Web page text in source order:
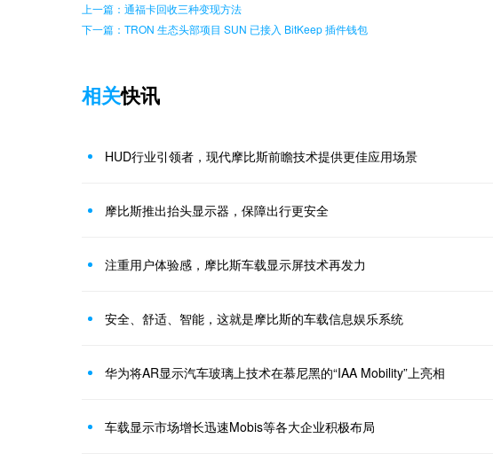
上一篇：通福卡回收三种变现方法
下一篇：TRON 生态头部项目 SUN 已接入 BitKeep 插件钱包
相关快讯
HUD行业引领者，现代摩比斯前瞻技术提供更佳应用场景
摩比斯推出抬头显示器，保障出行更安全
注重用户体验感，摩比斯车载显示屏技术再发力
安全、舒适、智能，这就是摩比斯的车载信息娱乐系统
华为将AR显示汽车玻璃上技术在慕尼黑的“IAA Mobility”上亮相
车载显示市场增长迅速Mobis等各大企业积极布局